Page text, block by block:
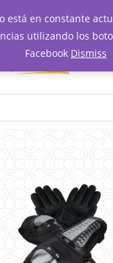
está en constante
utilizando los
Facebook Dismiss